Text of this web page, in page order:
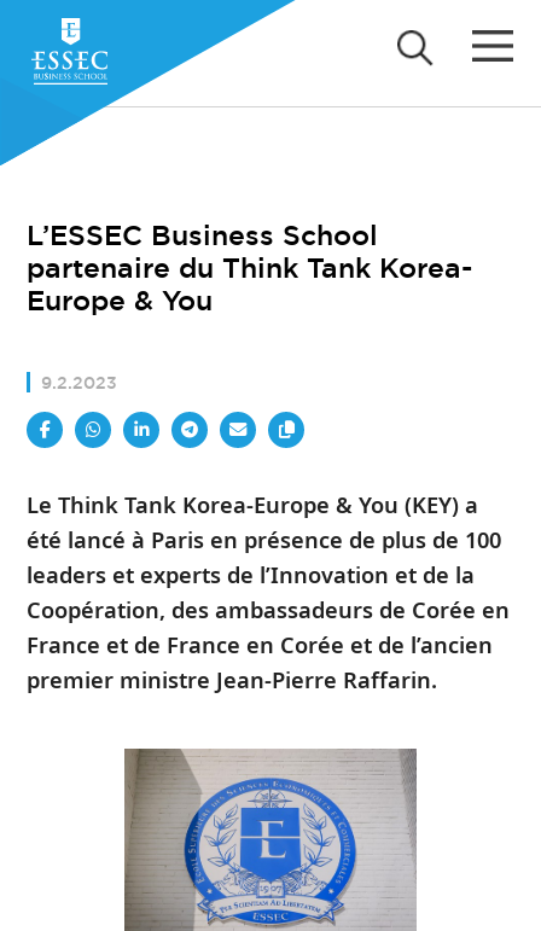
L’ESSEC Business School
partenaire du Think Tank Korea-
Europe & You
9.2.2023
Le Think Tank Korea-Europe & You (KEY) a
été lancé à Paris en présence de plus de 100
leaders et experts de l’Innovation et de la
Coopération, des ambassadeurs de Corée en
France et de France en Corée et de l’ancien
premier ministre Jean-Pierre Raffarin.